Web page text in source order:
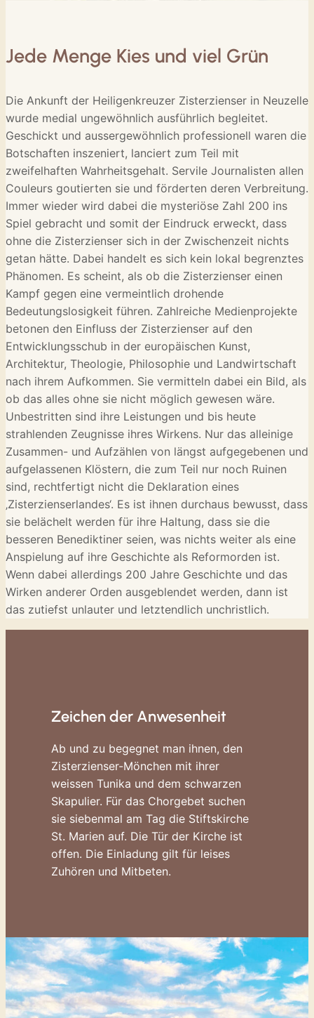
Jede Menge Kies und viel Grün
Die Ankunft der Heiligenkreuzer Zisterzienser in Neuzelle
wurde medial ungewöhnlich ausführlich begleitet.
Geschickt und aussergewöhnlich professionell waren die
Botschaften inszeniert, lanciert zum Teil mit
zweifelhaften Wahrheitsgehalt. Servile Journalisten allen
Couleurs goutierten sie und förderten deren Verbreitung.
Immer wieder wird dabei die mysteriöse Zahl 200 ins
Spiel gebracht und somit der Eindruck erweckt, dass
ohne die Zisterzienser sich in der Zwischenzeit nichts
getan hätte. Dabei handelt es sich kein lokal begrenztes
Phänomen. Es scheint, als ob die Zisterzienser einen
Kampf gegen eine vermeintlich drohende
Bedeutungslosigkeit führen. Zahlreiche Medienprojekte
betonen den Einfluss der Zisterzienser auf den
Entwicklungsschub in der europäischen Kunst,
Architektur, Theologie, Philosophie und Landwirtschaft
nach ihrem Aufkommen. Sie vermitteln dabei ein Bild, als
ob das alles ohne sie nicht möglich gewesen wäre.
Unbestritten sind ihre Leistungen und bis heute
strahlenden Zeugnisse ihres Wirkens. Nur das alleinige
Zusammen- und Aufzählen von längst aufgegebenen und
aufgelassenen Klöstern, die zum Teil nur noch Ruinen
sind, rechtfertigt nicht die Deklaration eines
‚Zisterzienserlandes‘. Es ist ihnen durchaus bewusst, dass
sie belächelt werden für ihre Haltung, dass sie die
besseren Benediktiner seien, was nichts weiter als eine
Anspielung auf ihre Geschichte als Reformorden ist.
Wenn dabei allerdings 200 Jahre Geschichte und das
Wirken anderer Orden ausgeblendet werden, dann ist
das zutiefst unlauter und letztendlich unchristlich.
Zeichen der Anwesenheit
Ab und zu begegnet man ihnen, den
Zisterzienser-Mönchen mit ihrer
weissen Tunika und dem schwarzen
Skapulier. Für das Chorgebet suchen
sie siebenmal am Tag die Stiftskirche
St. Marien auf. Die Tür der Kirche ist
offen. Die Einladung gilt für leises
Zuhören und Mitbeten.